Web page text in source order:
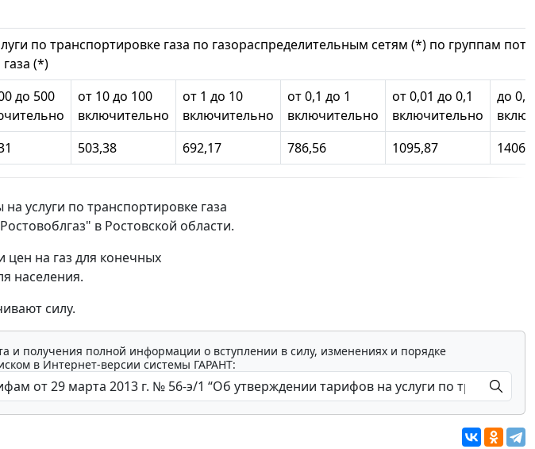
по транспортировке газа по газораспределительным сетям (*) по группам
(*)
до 500
от 10 до 100
включительно
от 1 до 10
включительно
от 0,1 до 1
включительно
от 0,01 до 0,1
включительно
до
503,38 692,17 786,56 1095,87
услуги по транспортировке газа
в Ростовской области.
на газ для конечных
населения.
силу.
и получения полной информации о вступлении в силу, изменениях и порядке
в Интернет-версии системы ГАРАНТ: